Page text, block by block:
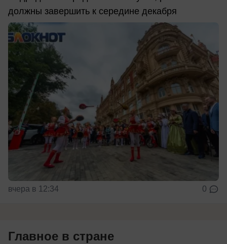
должны завершить к середине декабря
вчера в 12:34 0
Главное в стране